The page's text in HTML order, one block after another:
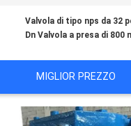
Valvola di tipo nps da 32
Dn Valvola a presa di 800
MIGLIOR PREZZO